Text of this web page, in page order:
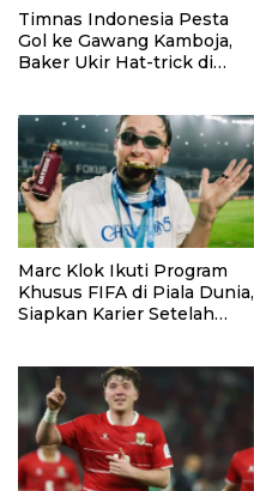
Timnas Indonesia Pesta
Gol ke Gawang Kamboja,
Baker Ukir Hat-trick di
Marc Klok Ikuti Program
Khusus FIFA di Piala Dunia,
Siapkan Karier Setelah